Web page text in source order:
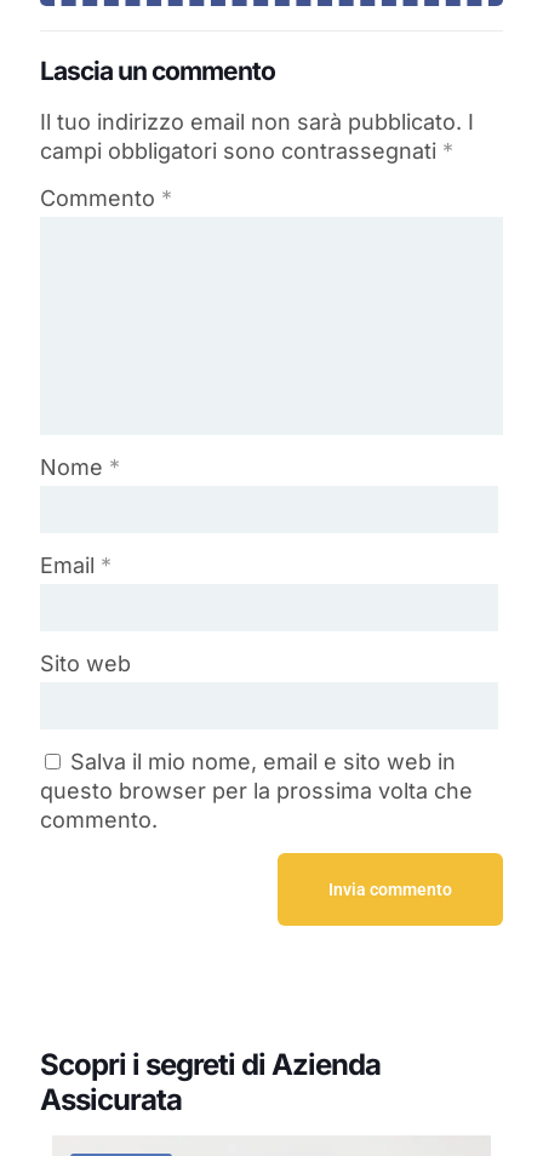
Lascia un commento
Il tuo indirizzo email non sarà pubblicato. I
campi obbligatori sono contrassegnati *
Commento *
Nome *
Email *
Sito web
Salva il mio nome, email e sito web in
questo browser per la prossima volta che
commento.
Scopri i segreti di Azienda
Assicurata